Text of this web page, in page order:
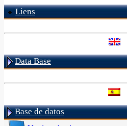
Liens
Data Base
Base de datos